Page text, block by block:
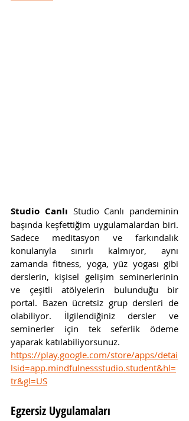
Studio Canlı Studio Canlı pandeminin
başında keşfettiğim uygulamalardan biri.
Sadece meditasyon ve farkındalık
konularıyla sınırlı kalmıyor, aynı
zamanda fitness, yoga, yüz yogası gibi
derslerin, kişisel gelişim seminerlerinin
ve çeşitli atölyelerin bulunduğu bir
portal. Bazen ücretsiz grup dersleri de
olabiliyor. İlgilendiğiniz dersler ve
seminerler için tek seferlik ödeme
yaparak katılabiliyorsunuz.
https://play.google.com/store/apps/detai
lsid=app.mindfulnessstudio.student&hl=
tr&gl=US
Egzersiz Uygulamaları